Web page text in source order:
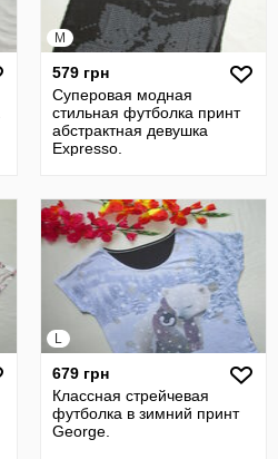
M
579 грн
Суперовая модная
стильная футболка принт
абстрактная девушка
Expresso.
L
679 грн
Классная стрейчевая
футболка в зимний принт
George.